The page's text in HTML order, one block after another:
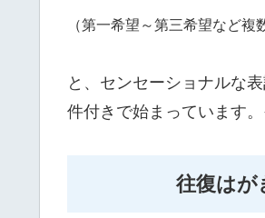
（第一希望～第三希望など複
と、センセーショナルな
件付きで始まっています
往復はが